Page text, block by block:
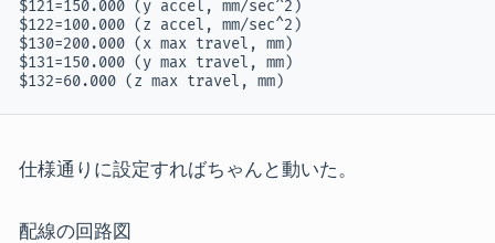
$121=150.000 (y accel, mm/sec^2)
$122=100.000 (z accel, mm/sec^2)
$130=200.000 (x max travel, mm)
$131=150.000 (y max travel, mm)
$132=60.000 (z max travel, mm)
仕様通りに設定すればちゃんと動いた。
配線の回路図